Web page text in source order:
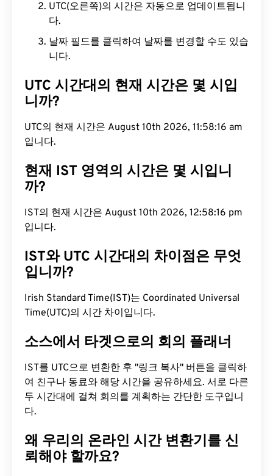
UTC(오른쪽)의 시간은 자동으로 업데이트됩니
다.
날짜 필드를 클릭하여 날짜를 변경할 수도 있습
니다.
UTC 시간대의 현재 시간은 몇 시입
니까?
UTC의 현재 시간은 August 10th 2026, 11:58:17 am
입니다.
현재 IST 영역의 시간은 몇 시입니
까?
IST의 현재 시간은 August 10th 2026, 12:58:17 pm
입니다.
IST와 UTC 시간대의 차이점은 무엇
입니까?
Irish Standard Time(IST)는 Coordinated Universal
Time(UTC)의 시간 차이입니다.
소스에서 타겟으로의 회의 플래너
IST를 UTC으로 변환한 후 "링크 복사" 버튼을 클릭하
여 친구나 동료와 해당 시간을 공유하세요. 서로 다른
두 시간대에 걸쳐 회의를 계획하는 간단한 도구입니
다.
왜 우리의 온라인 시간 변환기를 신
뢰해야 할까요?